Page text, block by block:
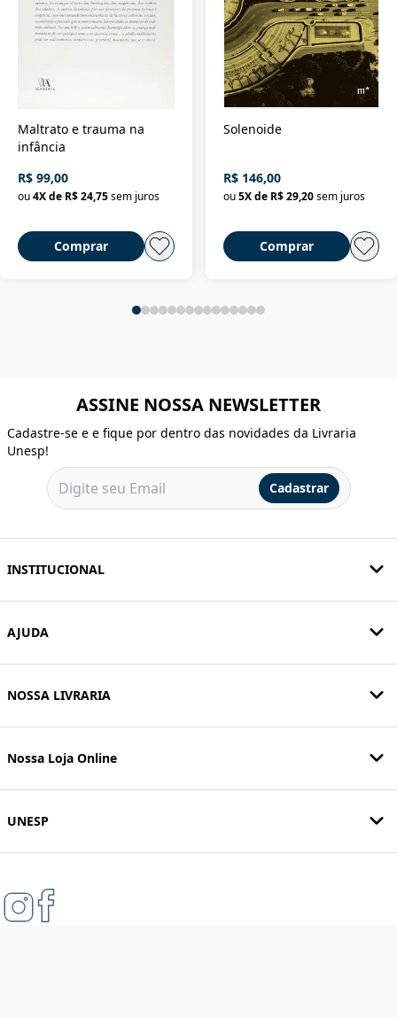
Maltrato e trauma na
infância
R$ 99,00
ou4X de R$ 24,75sem juros
Comprar
Solenoide
R$ 146,00
ou 5X de R$ 29,20 sem juros
Comprar
ASSINE NOSSA NEWSLETTER
Cadastre-se e e fique por dentro das novidades da Livraria
Unesp!
Cadastrar
INSTITUCIONAL
AJUDA
NOSSA LIVRARIA
Nossa Loja Online
UNESP